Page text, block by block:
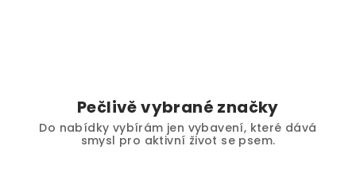
Pečlivě vybrané značky
Do nabídky vybírám jen vybavení, které dává
smysl pro aktivní život se psem.